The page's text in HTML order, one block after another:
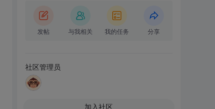
发帖 与我相关 我的任务 分享
社区管理员
加入社区